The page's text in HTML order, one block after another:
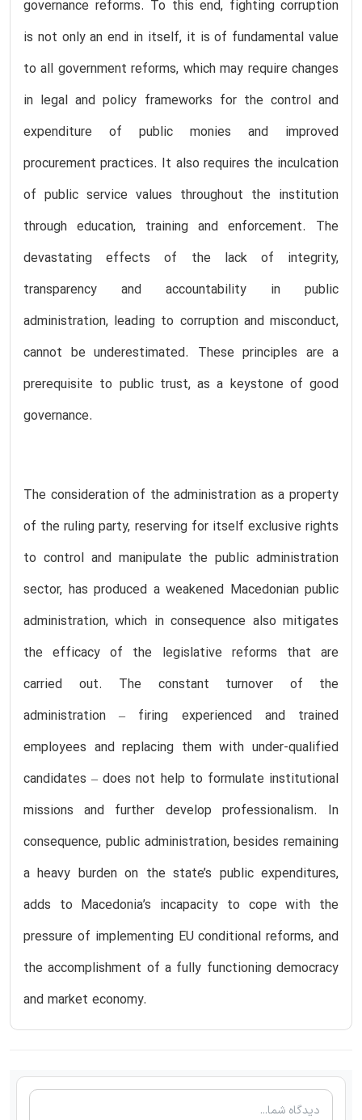
governance reforms. To this end, fighting corruption
is not only an end in itself, it is of fundamental value
to all government reforms, which may require changes
in legal and policy frameworks for the control and
expenditure of public monies and improved
procurement practices. It also requires the inculcation
of public service values throughout the institution
through education, training and enforcement. The
devastating effects of the lack of integrity,
transparency and accountability in public
administration, leading to corruption and misconduct,
cannot be underestimated. These principles are a
prerequisite to public trust, as a keystone of good
governance.
The consideration of the administration as a property
of the ruling party, reserving for itself exclusive rights
to control and manipulate the public administration
sector, has produced a weakened Macedonian public
administration, which in consequence also mitigates
the efficacy of the legislative reforms that are
carried out. The constant turnover of the
administration – firing experienced and trained
employees and replacing them with under-qualified
candidates – does not help to formulate institutional
missions and further develop professionalism. In
consequence, public administration, besides remaining
a heavy burden on the state’s public expenditures,
adds to Macedonia’s incapacity to cope with the
pressure of implementing EU conditional reforms, and
the accomplishment of a fully functioning democracy
and market economy.